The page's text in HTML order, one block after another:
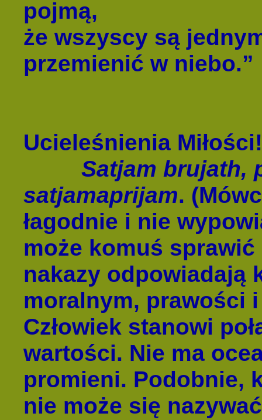
pojmą,
że wszyscy są
przemienić w niebo.”
Ucieleśnienia Miłości!
Satjam brujath,
satjamaprijam.
łagodnie i nie
może komuś
nakazy odpowiadają
moralnym, prawości
Człowiek stanowi
wartości. Nie ma
promieni. Podobnie,
nie może się